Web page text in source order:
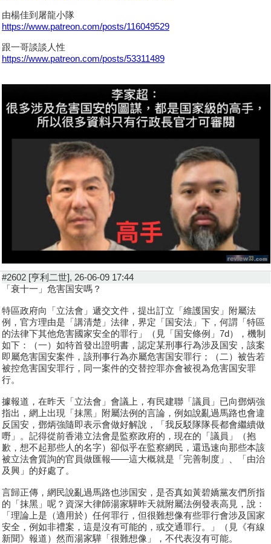
由楊佳到屠龍小隊
https://www.patreon.com/posts/116049529
跟一哥談談人性
https://www.patreon.com/posts/53311489
#2602 [亨利二世], 26-06-09 17:44
「衰十一」危害国安嗎？
特區政府向「立法會」遞交文件，提出訂立「維護国安」附屬法
例，官方理由是「講清楚」法律，界定「国安法」下，何謂「特區
的法律下其他危害國家安全的罪行」（見「国安條例」7d），機制
如下：（一）如特首發出證明書，認定某刑事行為涉及国安，該案
即屬危害国安案件，該刑事行為亦屬危害国安罪行；（二）被告若
被控危害国安罪行，同一案件的交替控罪亦會被視為危害国安罪
行。
據報道，在昨天「立法會」會議上，有民建聯「議員」已向鄧炳強
指出，網上出現「抹黑」附屬法例的言論，例如說亂過馬路也會違
反国安，鄧炳強隨即表示會做好解說，「我反駁隊隊長都會繼續做
嘢」。記得從前香港立法會是監察政府的，現在的「議員」（抱
歉，想不起那些人的名字）卻似乎在監察網民，還迅速向那些本該
被立法會質詢的官員做匯報——這大概就是「完善制度」、「由治
及興」的好處了。
言歸正傳，網民說亂過馬路也涉国安，是否真如黃碧嬌黨友們所指
的「抹黑」呢？資深大律師湯家驊昨天就附屬法例發表高見，說：
「理論上是（適用於）任何罪行，但很難想像有些罪行會涉及国家
安全，例如非禮案，這是沒有可能的，或交通罪行。」（見《有線
新聞》報道）然而湯家驊「很難想像」，不代表沒有可能。